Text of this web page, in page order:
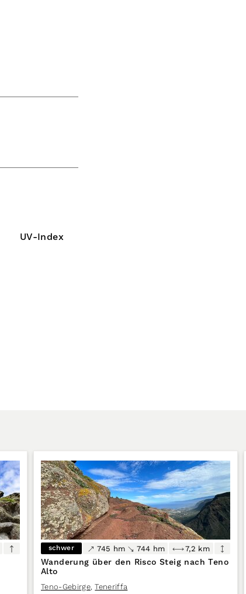
UV-Index
schwer 745 hm 744 hm 7,2 km
Wanderung über den Risco Steig nach Teno
Alto
Teno-Gebirge, Teneriffa